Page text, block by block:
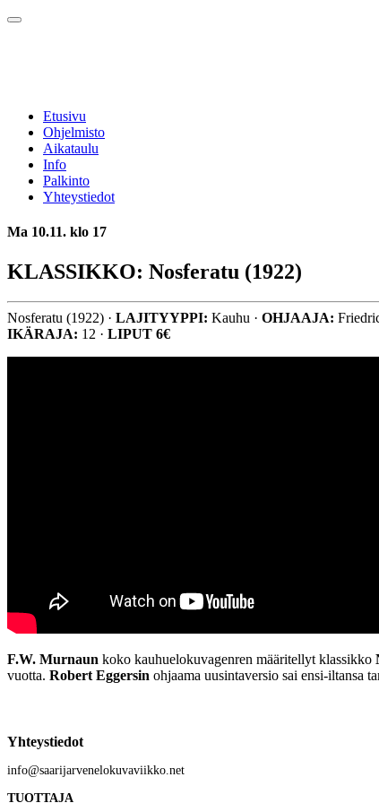
Etusivu
Ohjelmisto
Aikataulu
Info
Palkinto
Yhteystiedot
Ma 10.11. klo 17
KLASSIKKO: Nosferatu (1922)
Nosferatu (1922) · LAJITYYPPI: Kauhu · OHJAAJA:
IKÄRAJA: 12 · LIPUT 6€
F.W. Murnaun koko kauhuelokuvagenren määritellyt klassikko
vuotta. Robert Eggersin ohjaama uusintaversio sai ensi-iltansa
Yhteystiedot
info@saarijarvenelokuvaviikko.net
TUOTTAJA